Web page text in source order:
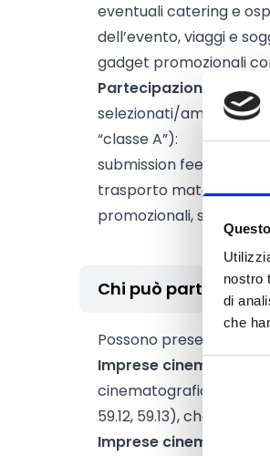
nostro
di
che
Selezione
del
eventuali catering e
dell’evento, viaggi e
gadget promozionali
Partecipazione a
selezionati/ammessi in
“classe A”):
submission fee e
trasporto materiali,
promozionali, servizi di
Chi può partecipare
Possono presentare
Imprese
cinematografica e
59.12, 59.13), che siano
Imprese